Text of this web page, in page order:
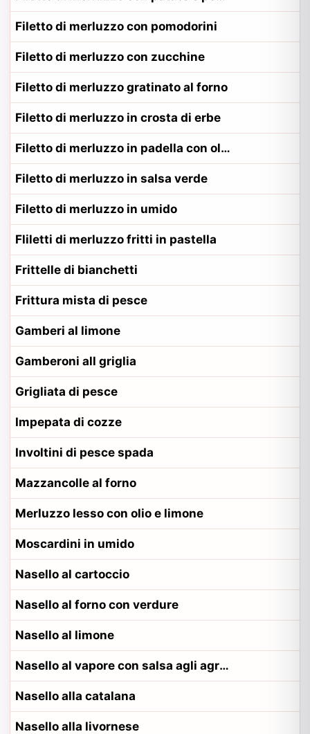
Filetto di merluzzo con pomodorini
Filetto di merluzzo con zucchine
Filetto di merluzzo gratinato al forno
Filetto di merluzzo in crosta di erbe
Filetto di merluzzo in padella con olive
Filetto di merluzzo in salsa verde
Filetto di merluzzo in umido
Fliletti di merluzzo fritti in pastella
Frittelle di bianchetti
Frittura mista di pesce
Gamberi al limone
Gamberoni all griglia
Grigliata di pesce
Impepata di cozze
Involtini di pesce spada
Mazzancolle al forno
Merluzzo lesso con olio e limone
Moscardini in umido
Nasello al cartoccio
Nasello al forno con verdure
Nasello al limone
Nasello al vapore con salsa agli agrumi
Nasello alla catalana
Nasello alla livornese